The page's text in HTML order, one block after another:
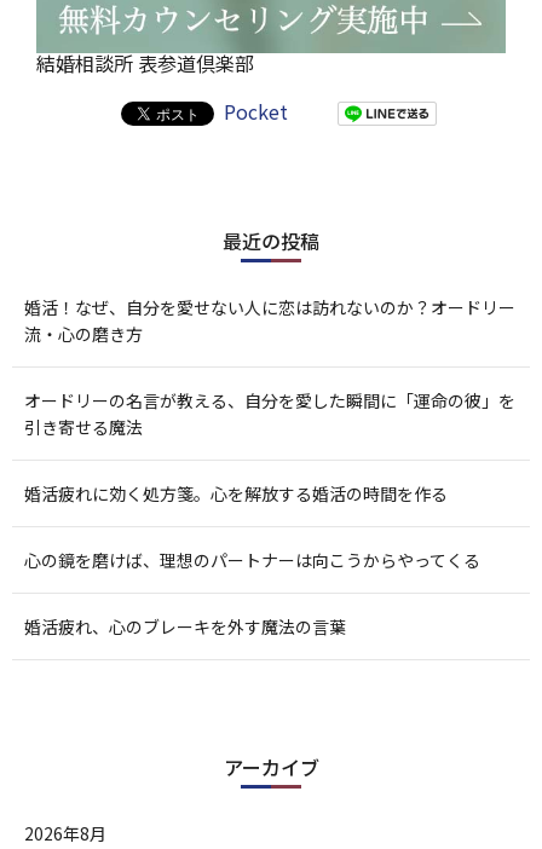
結婚相談所 表参道倶楽部
Pocket
最近の投稿
婚活！なぜ、自分を愛せない人に恋は訪れないのか？オードリー
流・心の磨き方
オードリーの名言が教える、自分を愛した瞬間に「運命の彼」を
引き寄せる魔法
婚活疲れに効く処方箋。心を解放する婚活の時間を作る
心の鏡を磨けば、理想のパートナーは向こうからやってくる
婚活疲れ、心のブレーキを外す魔法の言葉
アーカイブ
2026年8月